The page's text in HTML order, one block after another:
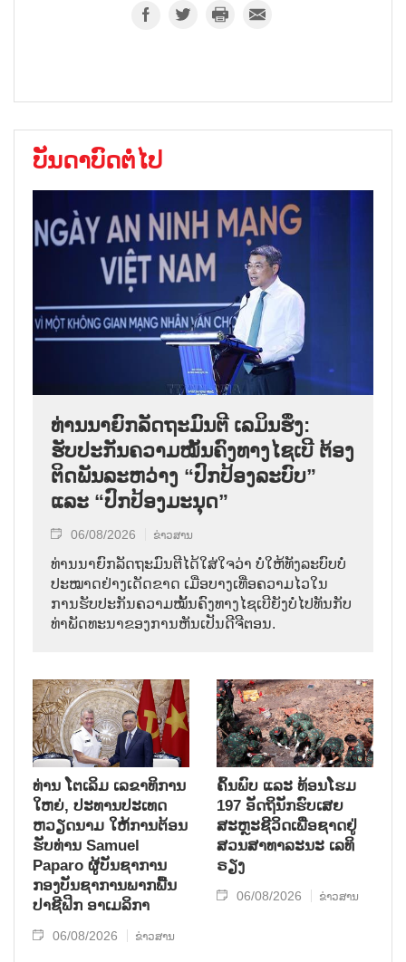
ບັນດາບົດຕໍ່ໄປ
ທ່ານນາຍົກລັດຖະມົນຕີ ເລມິນຮຶງ:
ຮັບປະກັນຄວາມໝັ້ນຄົງທາງໄຊເບີ ຕ້ອງ
ຕິດພັນລະຫວ່າງ “ປົກປ້ອງລະບົບ”
ແລະ “ປົກປ້ອງມະນຸດ”
06/08/2026 ຂ່າວສານ
ທ່ານນາຍົກລັດຖະມົນຕີໄດ້ໃສ່ໃຈວ່າ ບໍ່ໃຫ້ທັງລະບົບບໍ່
ປະໝາດຢ່າງເດັດຂາດ ເມື່ອບາງເທື່ອຄວາມໄວໃນ
ການຮັບປະກັນຄວາມໝັ້ນຄົງທາງໄຊເບີຍັງບໍ່ໄປທັນກັບ
ທ່າພັດທະນາຂອງການຫັນເປັນດີຈີຕອນ.
ທ່ານ ໂຕ​ເລິມ ເລ​ຂາ​ທິ​ການ​
ໃຫຍ່, ປະ​ທານ​ປະ​ເທດ ​
ຫວຽດ​ນາມ ໃຫ້​ການ​ຕ້ອນ​
ຮັບ​ທ່ານ Samuel
Paparo ຜູ້​ບັນ​ຊາ​ການ
ກອງ​ບັນ​ຊາ​ການພາກ​ພື້ນ​
ປາ​ຊີ​ຟິກ ອາ​ເມ​ລິ​ກາ
06/08/2026 ຂ່າວສານ
ຄົ້ນ​ພົບ ແລະ ທ້ອນ​ໂຮມ
197 ອັດ​ຖິ​ນັກ​ຮົບ​ເສຍ​
ສະຫຼະ​ຊີ​ວິດ​ເພື່ອ​ຊາດ​ຢູ່​
ສວນ​ສາ​ທາ​ລະ​ນະ ເລ​ທິ​
ຣຽງ
06/08/2026 ຂ່າວສານ